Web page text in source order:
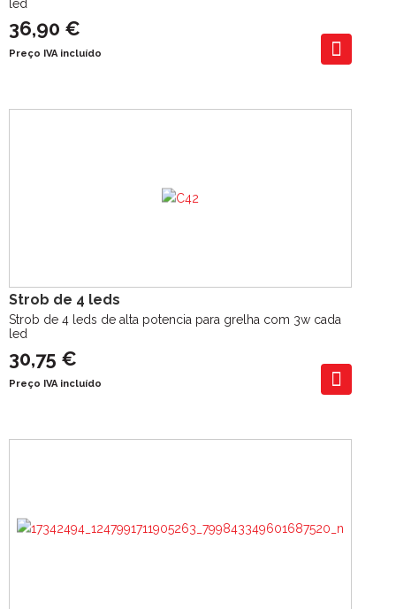
led
36,90 €
Preço IVA incluído
Strob de 4 leds
Strob de 4 leds de alta potencia para grelha com 3w cada
led
30,75 €
Preço IVA incluído